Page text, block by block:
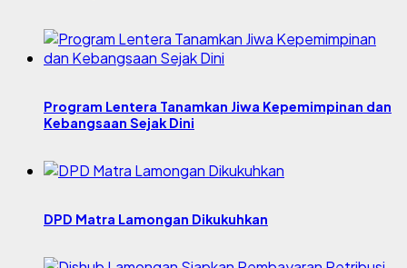
Program Lentera Tanamkan Jiwa Kepemimpinan dan
Kebangsaan Sejak Dini
DPD Matra Lamongan Dikukuhkan